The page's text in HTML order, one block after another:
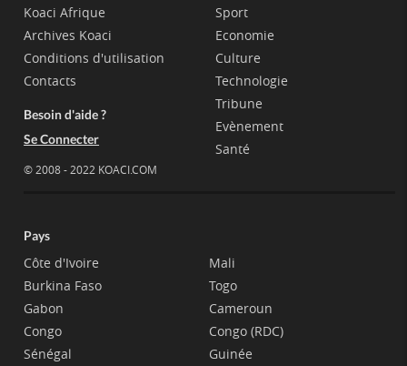
Koaci Afrique
Archives Koaci
Conditions d'utilisation
Contacts
Besoin d'aide ?
Se Connecter
© 2008 - 2022 KOACI.COM
Sport
Economie
Culture
Technologie
Tribune
Evènement
Santé
Pays
Côte d'Ivoire
Burkina Faso
Gabon
Congo
Sénégal
Mali
Togo
Cameroun
Congo (RDC)
Guinée